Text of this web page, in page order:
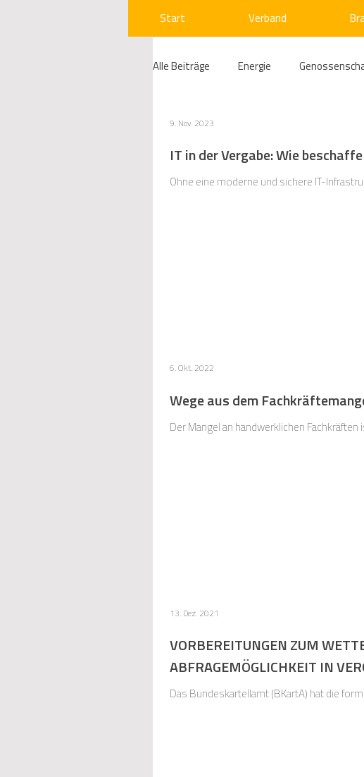
Start Verband
Alle Beiträge Energie
Compliance
Beihilfenrecht Kraftwerke
IT in der Vergabe: Wie
Ohne eine moderne und sichere IT-
9. Nov. 2023
Wege aus dem
Der Mangel an handwerklichen
6. Okt. 2022
VORBEREITUNGEN ZUM
ABFRAGEMÖGLICHKEIT IN
Das Bundeskartellamt (BKartA) hat die
13. Dez. 2021